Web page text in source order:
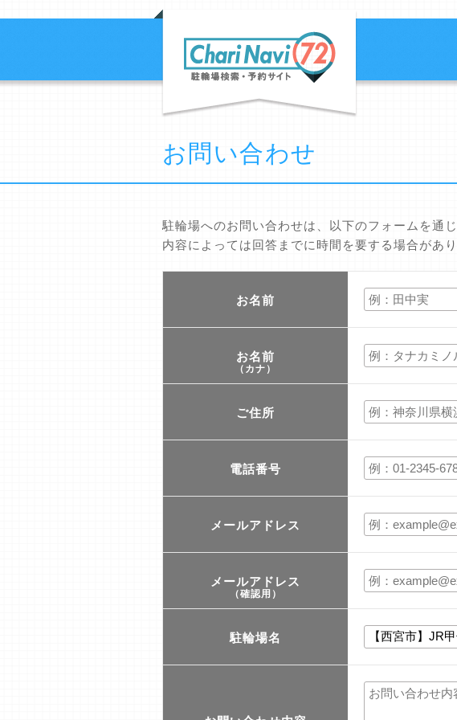
お問い合わせ
駐輪場へのお問い合わせは、以下のフォームを通
内容によっては回答までに時間を要する場合があ
お名前
お名前
（カナ）
ご住所
電話番号
メールアドレス
メールアドレス
（確認用）
駐輪場名